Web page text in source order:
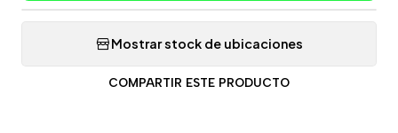
Mostrar stock de ubicaciones
COMPARTIR ESTE PRODUCTO